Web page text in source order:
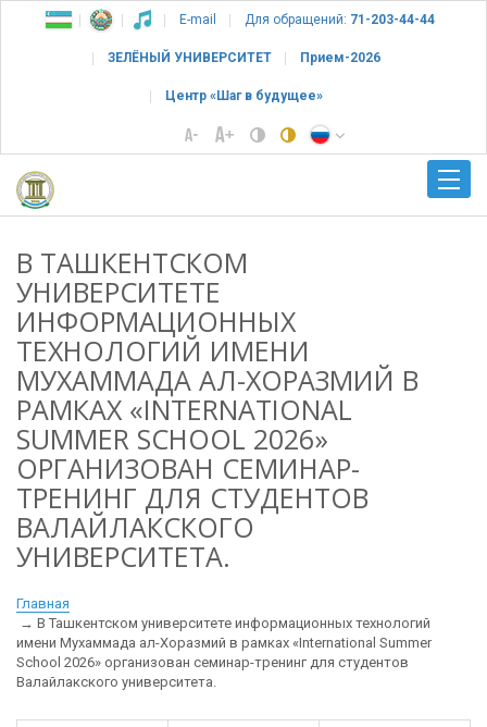
E-mail Для обращений: 71-203-44-44
ЗЕЛЁНЫЙ УНИВЕРСИТЕТ Прием-2026
Центр «Шаг в будущее»
В ТАШКЕНТСКОМ
УНИВЕРСИТЕТЕ
ИНФОРМАЦИОННЫХ
ТЕХНОЛОГИЙ ИМЕНИ
МУХАММАДА АЛ-ХОРАЗМИЙ В
РАМКАХ «INTERNATIONAL
SUMMER SCHOOL 2026»
ОРГАНИЗОВАН СЕМИНАР-
ТРЕНИНГ ДЛЯ СТУДЕНТОВ
ВАЛАЙЛАКСКОГО
УНИВЕРСИТЕТА.
Главная
В Ташкентском университете информационных технологий
имени Мухаммада ал-Хоразмий в рамках «International Summer
School 2026» организован семинар-тренинг для студентов
Валайлакского университета.